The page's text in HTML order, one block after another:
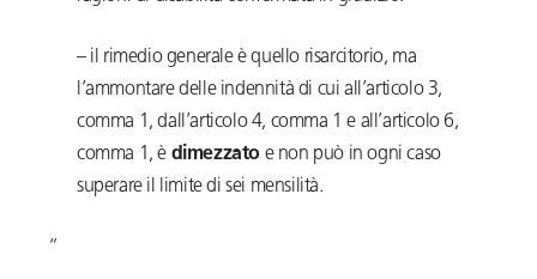
– il rimedio generale è quello risarcitorio, ma
l’ammontare delle indennità di cui all’articolo 3,
comma 1, dall’articolo 4, comma 1 e all’articolo 6,
comma 1, è dimezzato e non può in ogni caso
superare il limite di sei mensilità.
“